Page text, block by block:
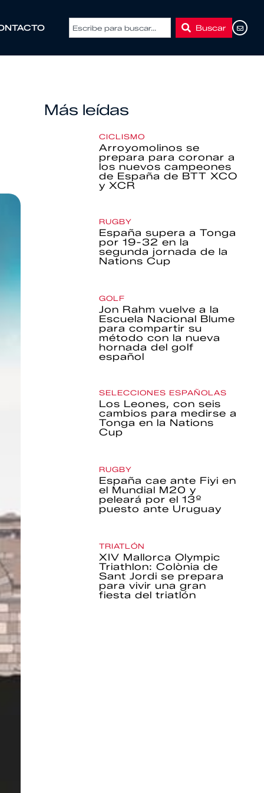
Buscar
Más leídas
CICLISMO
Arroyomolinos se
prepara para coronar a
los nuevos campeones
de España de BTT XCO
y XCR
RUGBY
España supera a Tonga
por 19-32 en la
segunda jornada de la
Nations Cup
GOLF
Jon Rahm vuelve a la
Escuela Nacional Blume
para compartir su
método con la nueva
hornada del golf
español
SELECCIONES ESPAÑOLAS
Los Leones, con seis
cambios para medirse a
Tonga en la Nations
Cup
RUGBY
España cae ante Fiyi en
el Mundial M20 y
peleará por el 13º
puesto ante Uruguay
TRIATLÓN
XIV Mallorca Olympic
Triathlon: Colònia de
Sant Jordi se prepara
para vivir una gran
fiesta del triatlón